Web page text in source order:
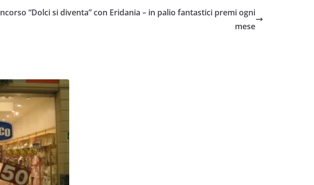
“Dolci si diventa” con Eridania – in palio fantastici premi ogni
mese